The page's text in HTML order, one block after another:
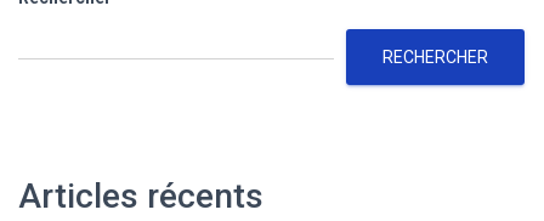
RECHERCHER
Articles récents